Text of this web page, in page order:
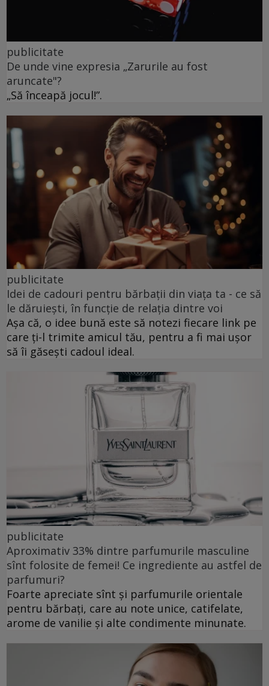
publicitate
De unde vine expresia „Zarurile au fost
aruncate"?
„Să înceapă jocul!”.
publicitate
Idei de cadouri pentru bărbații din viața ta - ce să
le dăruiești, în funcție de relația dintre voi
Așa că, o idee bună este să notezi fiecare link pe
care ți-l trimite amicul tău, pentru a fi mai ușor
să îi găsești cadoul ideal.
publicitate
Aproximativ 33% dintre parfumurile masculine
sînt folosite de femei! Ce ingrediente au astfel de
parfumuri?
Foarte apreciate sînt și parfumurile orientale
pentru bărbați, care au note unice, catifelate,
arome de vanilie și alte condimente minunate.